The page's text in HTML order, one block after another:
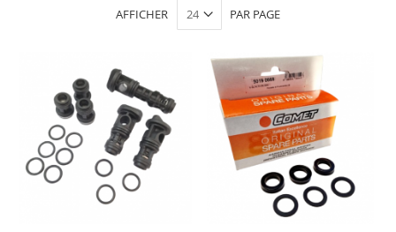
AFFICHER PAR PAGE